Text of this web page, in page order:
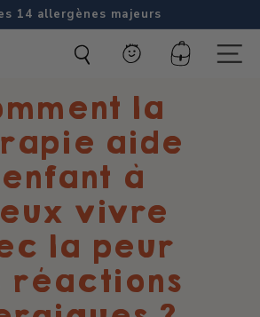
Diaporama
Pause
14 allergènes majeurs
Compte
la
aide
à
vivre
la peur
réactions